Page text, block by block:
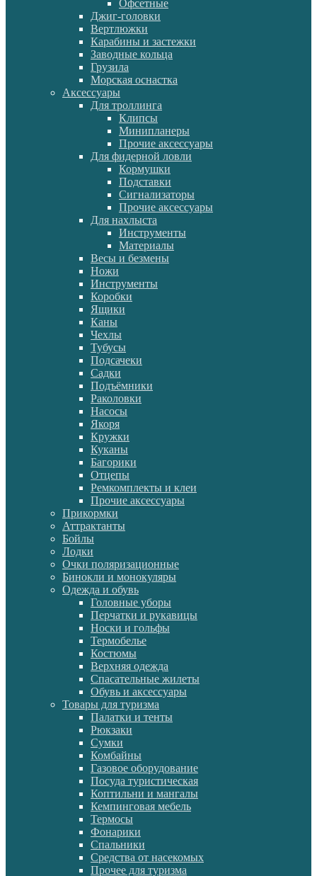
Офсетные
Джиг-головки
Вертлюжки
Карабины и застежки
Заводные кольца
Грузила
Морская оснастка
Аксессуары
Для троллинга
Клипсы
Минипланеры
Прочие аксессуары
Для фидерной ловли
Кормушки
Подставки
Сигнализаторы
Прочие аксессуары
Для нахлыста
Инструменты
Материалы
Весы и безмены
Ножи
Инструменты
Коробки
Ящики
Каны
Чехлы
Тубусы
Подсачеки
Садки
Подъёмники
Раколовки
Насосы
Якоря
Кружки
Куканы
Багорики
Отцепы
Ремкомплекты и клеи
Прочие аксессуары
Прикормки
Аттрактанты
Бойлы
Лодки
Очки поляризационные
Бинокли и монокуляры
Одежда и обувь
Головные уборы
Перчатки и рукавицы
Носки и гольфы
Термобелье
Костюмы
Верхняя одежда
Спасательные жилеты
Обувь и аксессуары
Товары для туризма
Палатки и тенты
Рюкзаки
Сумки
Комбайны
Газовое оборудование
Посуда туристическая
Коптильни и мангалы
Кемпинговая мебель
Термосы
Фонарики
Спальники
Средства от насекомых
Прочее для туризма